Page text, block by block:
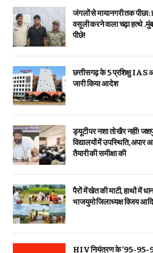
जंगलों से मायानगरी तक
वसूली करने वाला चढ़ा हत्थे
पीछे!
छत्तीसगढ़ के 5 प्रशिक्षु IAS
जारी किया आदेश
ड्यूटी पर नशा तो खैर नहीं!
विद्यालयों में उपस्थिति,
तैयारी की समीक्षा की
पैरों में खेत की माटी, हाथों में
भाजयुमो जिलाध्यक्ष विजय
HIV नियंत्रण के ’95-95-